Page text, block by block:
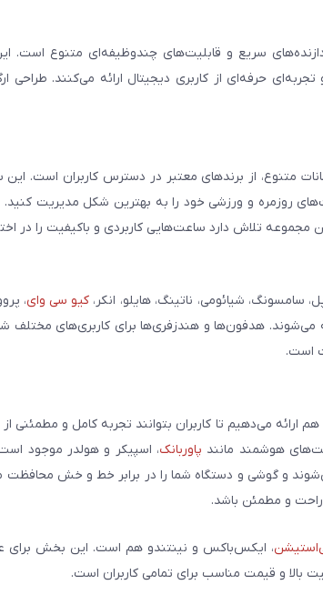
سریع و قابلیت‌های چندوظیفه‌ای متنوع است.
حرفه‌ای از کاربری دیجیتال ارائه می‌کنند. طراحی
متنوع، از برندهای معتبر در دسترس کاربران است.
روزمره و ورزشی خود را به بهترین شکل مدیریت
تلاش دارد ساعت‌هایی کاربردی و باکیفیت را در
شیائومی، ناتینگ، هایلو، انکر، کیو سی وای،
می‌شوند. هدفون‌ها و هندزفری‌ها برای کاربری‌های مختلف
است.
ارائه می‌دهیم تا کاربران بتوانند تجربه کامل و
هوشمند مانند پاوربانک، اسپیکر و هولدر موجود
و گوشی و دستگاه شما را در برابر خط و خش محافظت
راحت و مطمئن باشد.
، ایکس‌باکس و نینتندو هم است. این بخش برای
بالا و قیمت مناسب برای تمامی کاربران است.